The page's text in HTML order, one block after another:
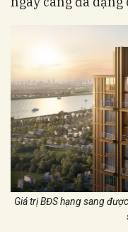
Giá trị BĐS hạng sang